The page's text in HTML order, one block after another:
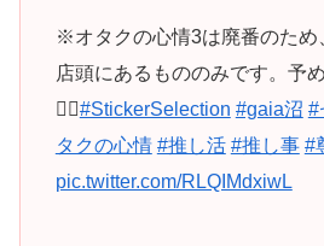
※オタクの心情3は廃番のため
店頭にあるもののみです。予
🙇‍♀️#StickerSelection #gaia沼 #
タクの心情 #推し活 #推し事 #
pic.twitter.com/RLQIMdxiwL